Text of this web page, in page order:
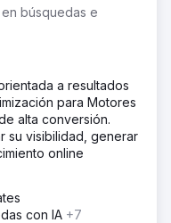
búsquedas e
a resultados
para Motores
alta conversión.
su visibilidad, generar
online
con IA +7